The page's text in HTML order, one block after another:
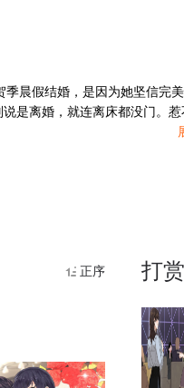
晨假结婚，是因为她坚信完
是离婚，就连离床都没门。
正序 打